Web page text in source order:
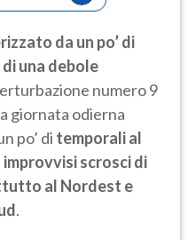
da un po’ di
una debole
numero 9
giornata odierna
po’ di temporali al
improvvisi scrosci di
al Nordest e
.